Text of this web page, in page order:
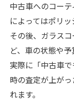
中古車へのコー
によってはポリ
その後、ガラス
ど、車の状態や
実際に「中古車
時の査定が上が
れます。